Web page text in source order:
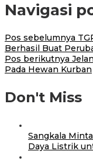
Navigasi
Pos sebelumnya
Berhasil Buat
Pos berikutnya
Pada Hewan Kurban
Don't Miss
Sangkala
Daya Listrik